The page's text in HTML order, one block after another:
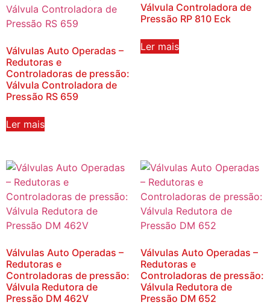
Válvulas Auto Operadas –
Redutoras e
Controladoras de pressão:
Válvula Controladora de
Pressão RS 659
Ler mais
Válvula Controladora de
Pressão RP 810 Eck
Ler mais
Válvulas Auto Operadas –
Redutoras e
Controladoras de pressão:
Válvula Redutora de
Pressão DM 462V
Válvulas Auto Operadas –
Redutoras e
Controladoras de pressão:
Válvula Redutora de
Pressão DM 652